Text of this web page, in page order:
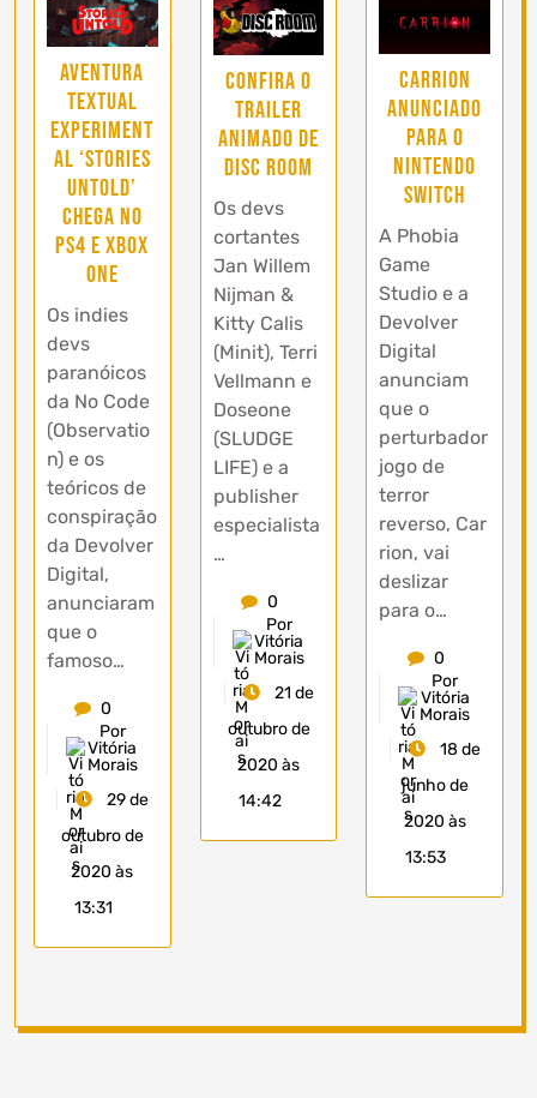
Aventura
Textual
Experiment
al ‘Stories
Untold’
Chega no
PS4 e Xbox
One
Os indies
devs
paranóicos
da No Code
(Observatio
n) e os
teóricos de
conspiração
da Devolver
Digital,
anunciaram
que o
famoso…
0
Por
Vitória
Morais
29 de
outubro de
2020 às
13:31
Confira o
Trailer
Animado de
Disc Room
Os devs
cortantes
Jan Willem
Nijman &
Kitty Calis
(Minit), Terri
Vellmann e
Doseone
(SLUDGE
LIFE) e a
publisher
especialista
…
0
Por
Vitória
Morais
21 de
outubro de
2020 às
14:42
Carrion
anunciado
para o
Nintendo
Switch
A Phobia
Game
Studio e a
Devolver
Digital
anunciam
que o
perturbador
jogo de
terror
reverso, Car
rion, vai
deslizar
para o…
0
Por
Vitória
Morais
18 de
junho de
2020 às
13:53